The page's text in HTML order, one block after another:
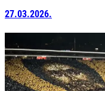
27.03.2026.